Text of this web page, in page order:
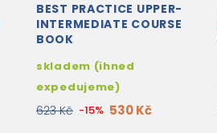
BEST PRACTICE UPPER-
INTERMEDIATE COURSE
BOOK
skladem (ihned
expedujeme)
623 Kč -15% 530 Kč